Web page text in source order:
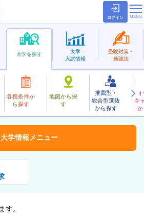
ログイン
大学を探す
各種条件か
ら探す
地図から探
す
推薦型・
総合型選抜
から探す
キ
か
大学
入試情報
受験対策・
勉強法
大学 お気に入り
大学情報 メニュー
す。